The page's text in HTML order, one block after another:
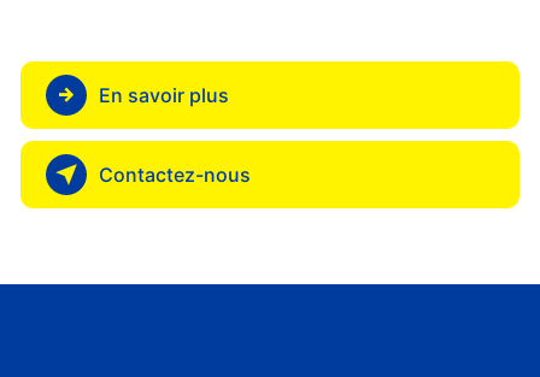
En savoir plus
Contactez-nous